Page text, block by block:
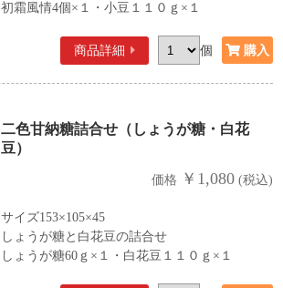
初霜風情4個×１・小豆１１０ｇ×１
商品詳細 個
二色甘納糖詰合せ（しょうが糖・白花
豆）
価格 ￥1,080(税込)
サイズ153×105×45
しょうが糖と白花豆の詰合せ
しょうが糖60ｇ×１・白花豆１１０ｇ×１